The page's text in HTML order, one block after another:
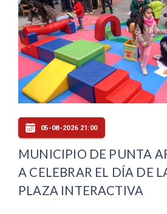
05-08-2026 21:00
MUNICIPIO DE PUNTA
A CELEBRAR EL DÍA DE
PLAZA INTERACTIVA